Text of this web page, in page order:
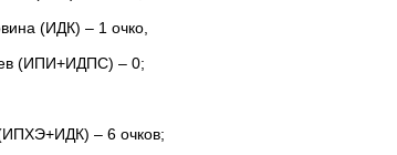
(ИДК) – 1 очко,
(ИПИ+ИДПС) – 0;
– 6 очков;